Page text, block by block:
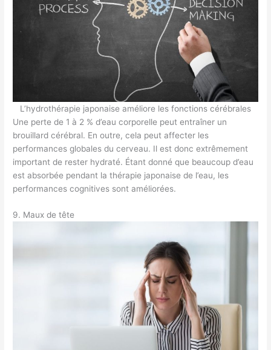
L’hydrothérapie japonaise améliore les fonctions cérébrales
Une perte de 1 à 2 % d’eau corporelle peut entraîner un
brouillard cérébral. En outre, cela peut affecter les
performances globales du cerveau. Il est donc extrêmement
important de rester hydraté. Étant donné que beaucoup d’eau
est absorbée pendant la thérapie japonaise de l’eau, les
performances cognitives sont améliorées.
9. Maux de tête